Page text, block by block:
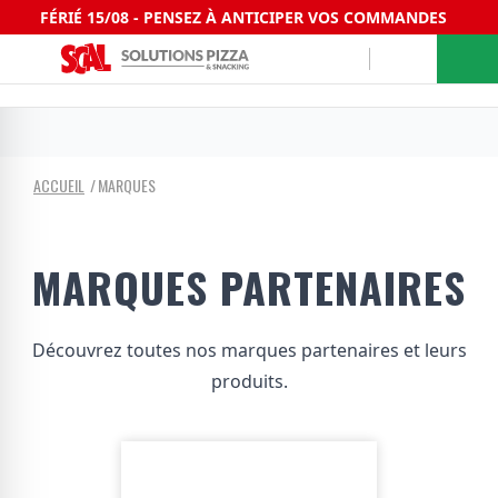
FÉRIÉ 15/08 - PENSEZ À ANTICIPER VOS COMMANDES
ACCUEIL MARQUES
MARQUES PARTENAIRES
Découvrez toutes nos marques partenaires et leurs
produits.